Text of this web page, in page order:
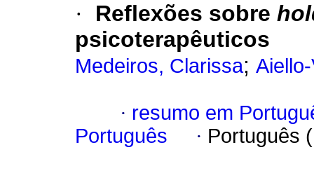
· Reflexões sobre
psicoterapêuticos
Medeiros, Clarissa;
· resumo em
Português
· Português